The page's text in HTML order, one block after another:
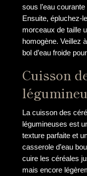
sous l’eau
Ensuite, épluchez-
morceaux de taille
homogène. Veillez
bol d’eau froide
Cuisson
La cuisson des
légumineuses est
texture parfaite et
casserole d’eau
cuire les céréales
mais encore